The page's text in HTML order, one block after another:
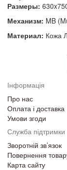
Размеры:
Механизм: MB
Материал: Кожа
Інформація
Про нас
Оплата і доставка
Умови згоди
Служба підтримки
Зворотній зв’язок
Повернення
Карта сайту